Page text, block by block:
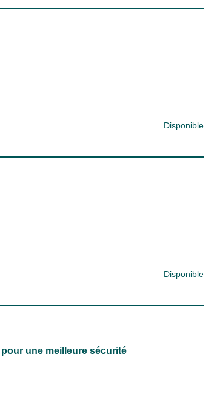
Disponible
Disponible
une meilleure sécurité